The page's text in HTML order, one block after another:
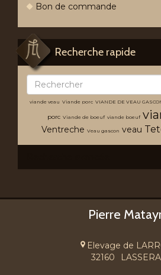
Bon de commande
Recherche rapide
viande veau Viande porc VIANDE DE VEAU
porc Viande de boeuf viande boeuf
Ventreche Veau gascon veau
Pierre
Elevage de
32160